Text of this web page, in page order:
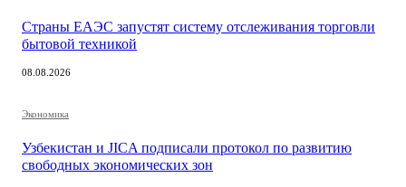
Страны ЕАЭС запустят систему отслеживания торговли
бытовой техникой
08.08.2026
Экономика
Узбекистан и JICA подписали протокол по развитию
свободных экономических зон